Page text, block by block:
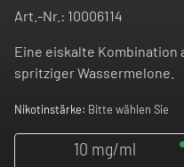
Art.-Nr.: 10006114
Eine eiskalte Kombination
spritziger Wassermelone.
Nikotinstärke: Bitte wählen Sie
10 mg/ml